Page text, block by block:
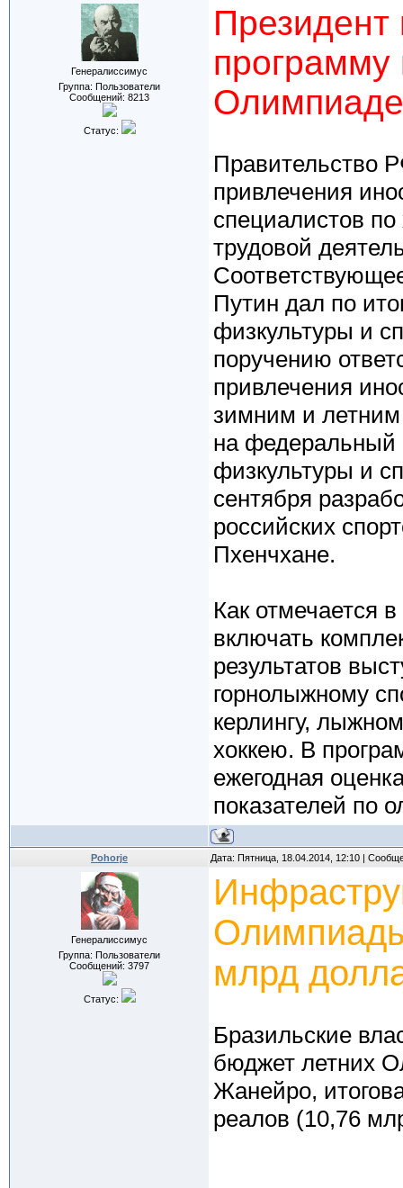
Генералиссимус
Группа: Пользователи
Сообщений: 8213
Статус:
Президент
программу
Правительство
привлечения
специалистов
трудовой
Путин дал по
физкультуры и
поручению
привлечения
зимним и летним
на федеральный
физкультуры и
сентября
российских
Пхенчхане.
Как отмечается
включать
результатов
горнолыжному
керлингу,
хоккею. В
ежегодная
показателей по
Pohorje Дата: Пятница, 18.04.2014, 12:10 |
Генералиссимус
Группа: Пользователи
Сообщений: 3797
Статус:
млрд
Бразильские
бюджет летних
Жанейро,
реалов (10,76